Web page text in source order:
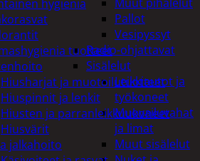
Pallot
Vesipyssyt
Radio-ohjattavat
Sisälelut
Leikkiautot ja
työkoneet
Muovailuvahat
ja limat
Muut sisälelut
hygienia
tuotteet
Hiusharjat ja muotoilutuotteet
Hiuspinnit ja lenkit
Hiusten ja parranleikkuukoneet
Hiusvärit
jalkahoito